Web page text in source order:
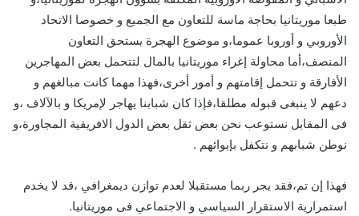
طبعا موريتانيا بحاجة ماسة للتعاون مع الجميع و خصوصا الاتحاد
الأوروبي و أوروبا عموما،و موضوع الهجرة يستحق التعاون
المنصف،أما محاولة إغراء موريتانيا بالمال لتتحمل بعض المهاجرين
الأفارقة و تتحمل إقامتهم و أمور أخرى،فهذا مهما كانت مبالغهم و
دعهم لا ينبغى قبوله مطلقا،فإذا كان شبابنا يهاجر لإمريكا و بالآلاف ،و
فى المقابل نستوعب نحن بعض ثقل بعض الدول الافريقية المجاورة،و
نوطن شبابهم و نتكفل بإيوائهم .
فهذا إن تم،فقد يجر ربما مستقبلا لعدم توازن ديمغرافي ،قد لا يخدم
استمرارية الاستقرار السياسي و الاجتماعي فى موريتانيا.